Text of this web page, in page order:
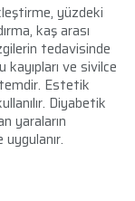
yüzdeki
kaş arası
tedavisinde
kayıpları ve sivilce
Estetik
Diyabetik
yaraların